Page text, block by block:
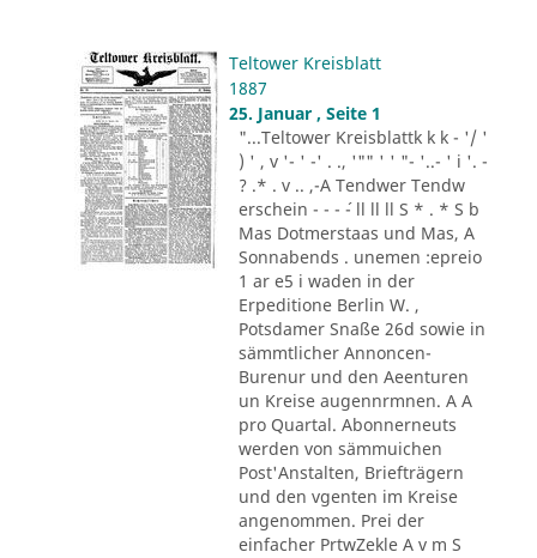
Teltower Kreisblatt
1887
25. Januar , Seite 1
"...Teltower Kreisblattk k k - '/ '
) ' , v '- ' -' . ., '"" ' ' "- '..- ' i '. -
? .* . v .. ,-A Tendwer Tendw
erschein - - - ´- ll ll ll S * . * S b
Mas Dotmerstaas und Mas, A
Sonnabends . unemen :epreio
1 ar e5 i waden in der
Erpeditione Berlin W. ,
Potsdamer Snaße 26d sowie in
sämmtlicher Annoncen-
Burenur und den Aeenturen
un Kreise augennrmnen. A A
pro Quartal. Abonnerneuts
werden von sämmuichen
Post'Anstalten, Briefträgern
und den vgenten im Kreise
angenommen. Prei der
einfacher PrtwZekle A v m S